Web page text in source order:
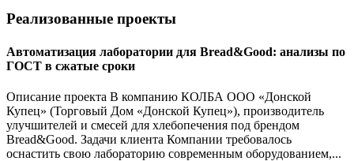
Реализованные проекты
Автоматизация лаборатории для Bread&Good: анализы по
ГОСТ в сжатые сроки
Описание проекта В компанию КОЛБА ООО «Донской
Купец» (Торговый Дом «Донской Купец»), производитель
улучшителей и смесей для хлебопечения под брендом
Bread&Good. Задачи клиента Компании требовалось
оснастить свою лабораторию современным оборудованием,...